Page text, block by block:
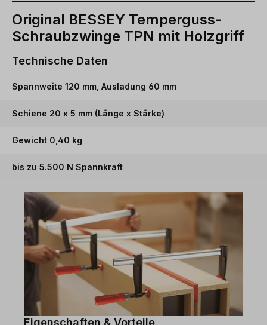
Original BESSEY Temperguss-
Schraubzwinge TPN mit Holzgriff
Technische Daten
Spannweite 120 mm, Ausladung 60 mm
Schiene 20 x 5 mm (Länge x Stärke)
Gewicht 0,40 kg
bis zu 5.500 N Spannkraft
Eigenschaften & Vorteile